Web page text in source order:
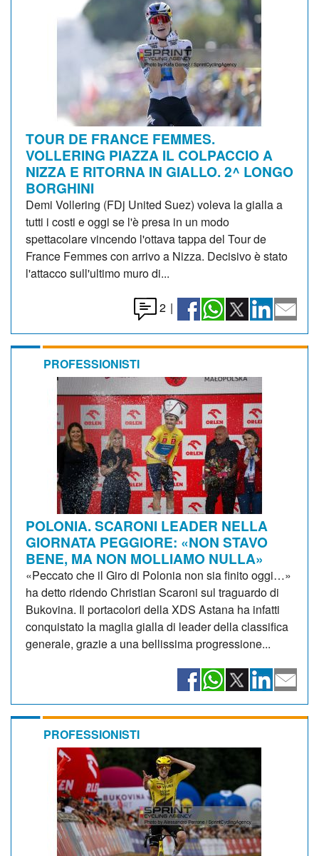
TOUR DE FRANCE FEMMES.
VOLLERING PIAZZA IL COLPACCIO A
NIZZA E RITORNA IN GIALLO. 2^ LONGO
BORGHINI
Demi Vollering (FDj United Suez) voleva la gialla a
tutti i costi e oggi se l'è presa in un modo
spettacolare vincendo l'ottava tappa del Tour de
France Femmes con arrivo a Nizza. Decisivo è stato
l'attacco sull'ultimo muro di...
2 |
PROFESSIONISTI
POLONIA. SCARONI LEADER NELLA
GIORNATA PEGGIORE: «NON STAVO
BENE, MA NON MOLLIAMO NULLA»
«Peccato che il Giro di Polonia non sia finito oggi…»
ha detto ridendo Christian Scaroni sul traguardo di
Bukovina. Il portacolori della XDS Astana ha infatti
conquistato la maglia gialla di leader della classifica
generale, grazie a una bellissima progressione...
PROFESSIONISTI